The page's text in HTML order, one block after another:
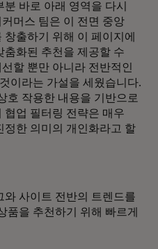
바로 아래 영역을 다시
머스 팀은 이 전면 중앙
출하기 위해 이 페이지에
춤화된 추천을 제공할 수
할 뿐만 아니라 전반적인
이라는 가설을 세웠습니다.
호 작용한 내용을 기반으로
협업 필터링 전략은 매우
정한 의미의 개인화라고 할
와 사이트 전반의 트렌드를
품을 추천하기 위해 빠르게